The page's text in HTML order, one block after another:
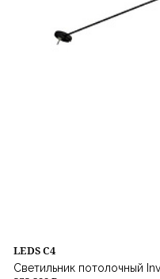
LEDS C4
Светильник потолочный